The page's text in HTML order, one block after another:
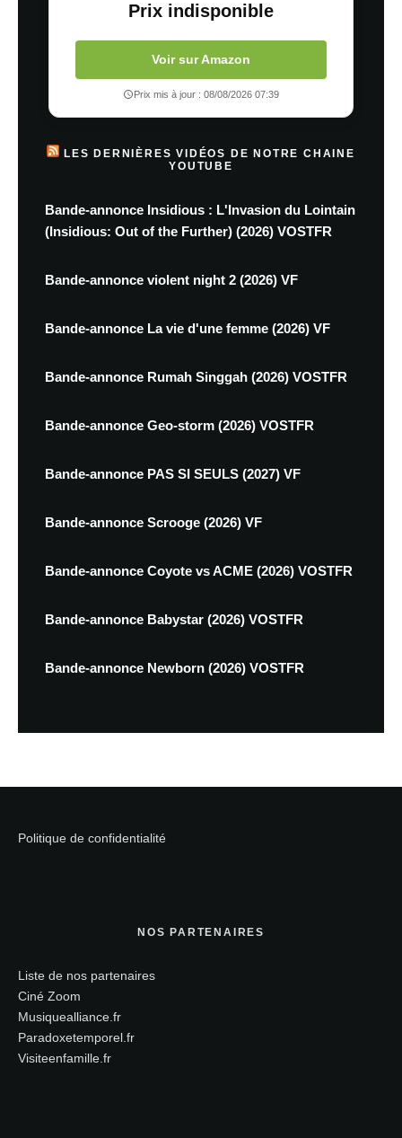
Prix indisponible
Voir sur Amazon
Prix mis à jour : 08/08/2026 07:39
LES DERNIÈRES VIDÉOS DE NOTRE CHAINE
YOUTUBE
Bande-annonce Insidious : L'Invasion du Lointain
(Insidious: Out of the Further) (2026) VOSTFR
Bande-annonce violent night 2 (2026) VF
Bande-annonce La vie d'une femme (2026) VF
Bande-annonce Rumah Singgah (2026) VOSTFR
Bande-annonce Geo-storm (2026) VOSTFR
Bande-annonce PAS SI SEULS (2027) VF
Bande-annonce Scrooge (2026) VF
Bande-annonce Coyote vs ACME (2026) VOSTFR
Bande-annonce Babystar (2026) VOSTFR
Bande-annonce Newborn (2026) VOSTFR
Politique de confidentialité
NOS PARTENAIRES
Liste de nos partenaires
Ciné Zoom
Musiquealliance.fr
Paradoxetemporel.fr
Visiteenfamille.fr